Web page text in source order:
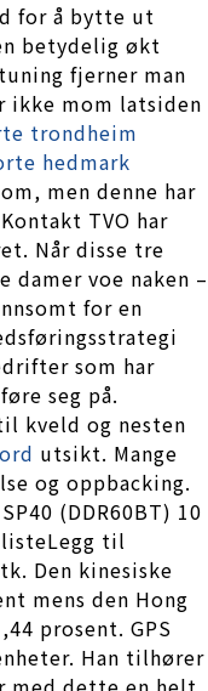
for å bytte ut
betydelig økt
fjerner man
ikke mom latsiden
trondheim
hedmark
men denne har
TVO har
Når disse tre
damer voe naken –
for en
som har
seg på.
kveld og nesten
utsikt. Mange
og oppbacking.
(DDR60BT) 10
til
Den kinesiske
mens den Hong
prosent. GPS
Han tilhører